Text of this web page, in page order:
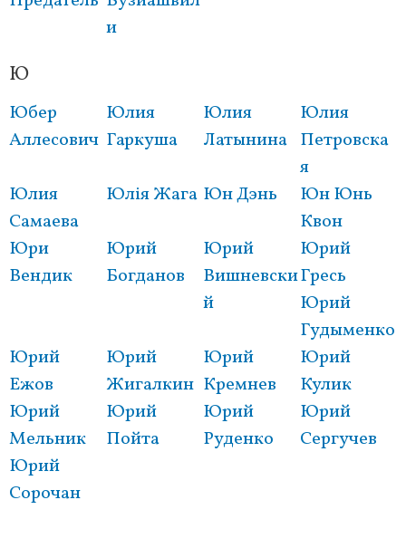
и
Ю
Юбер
Аллесович
Юлия
Гаркуша
Юлия
Латынина
Юлия
Петровска
я
Юлия
Самаева
Юлія Жага Юн Дэнь
Юн Юнь
Квон
Юри
Вендик
Юрий
Богданов
Юрий
Вишневски
й
Юрий
Гресь
Юрий
Гудыменко
Юрий
Ежов
Юрий
Жигалкин
Юрий
Кремнев
Юрий
Кулик
Юрий
Мельник
Юрий
Пойта
Юрий
Руденко
Юрий
Сергучев
Юрий
Сорочан